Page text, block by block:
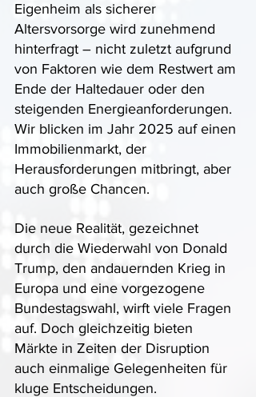
Eigenheim als sicherer
Altersvorsorge wird zunehmend
hinterfragt – nicht zuletzt aufgrund
von Faktoren wie dem Restwert am
Ende der Haltedauer oder den
steigenden Energieanforderungen.
Wir blicken im Jahr 2025 auf einen
Immobilienmarkt, der
Herausforderungen mitbringt, aber
auch große Chancen.
Die neue Realität, gezeichnet
durch die Wiederwahl von Donald
Trump, den andauernden Krieg in
Europa und eine vorgezogene
Bundestagswahl, wirft viele Fragen
auf. Doch gleichzeitig bieten
Märkte in Zeiten der Disruption
auch einmalige Gelegenheiten für
kluge Entscheidungen.